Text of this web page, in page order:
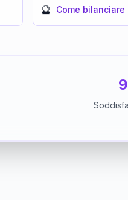
🔮 Come